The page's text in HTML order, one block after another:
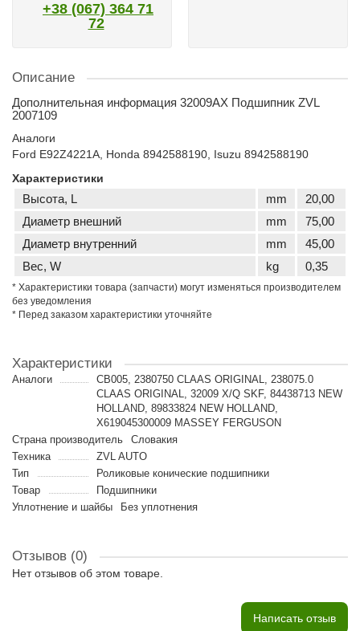
+38 (067) 364 71
72
Описание
Дополнительная информация 32009AX Подшипник ZVL
2007109
Аналоги
Ford E92Z4221A, Honda 8942588190, Isuzu 8942588190
Характеристики
Высота, L mm
20,00
Диаметр внешний
mm
75,00
Диаметр внутренний
mm
45,00
Вес, W
kg 0,35
* Характеристики товара (запчасти) могут изменяться производителем
без уведомления
* Перед заказом характеристики уточняйте
Характеристики
Аналоги
CB005, 2380750 CLAAS ORIGINAL, 238075.0
CLAAS ORIGINAL, 32009 X/Q SKF, 84438713 NEW
HOLLAND, 89833824 NEW HOLLAND,
X619045300009 MASSEY FERGUSON
Страна производитель
Словакия
Техника
ZVL AUTO
Тип
Роликовые конические подшипники
Товар
Подшипники
Уплотнение и шайбы
Без уплотнения
Отзывов (0)
Нет отзывов об этом товаре.
Написать отзыв